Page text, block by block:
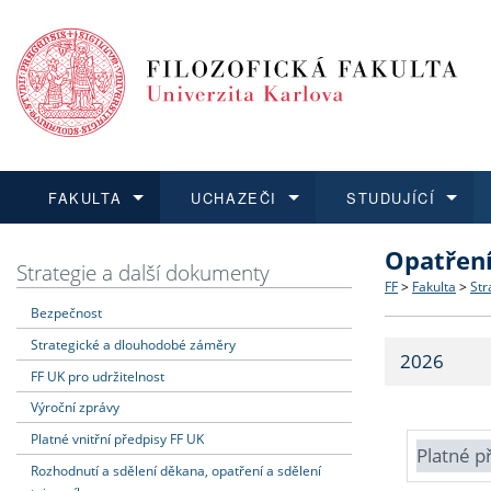
FAKULTA
Dozvědět se více
Struktura
Strategie
Fakultní
UCHAZEČI
Podat přihlášku
Co
Učitelské
STUDUJÍCÍ
Dozvědět se více
Dozvědět se více
O vědě a
Dozvědět se více
Aktuální
Strategie a další dokumenty
Bezpečnost
Strategické a dlouhodobé záměry
FF UK pro udržitelnost
Výroční zprávy
Platné vnitřní předpisy FF UK
Rozhodnutí a sdělení děkana, opatření a sdělení
FF > Fakulta >
2026
Platné